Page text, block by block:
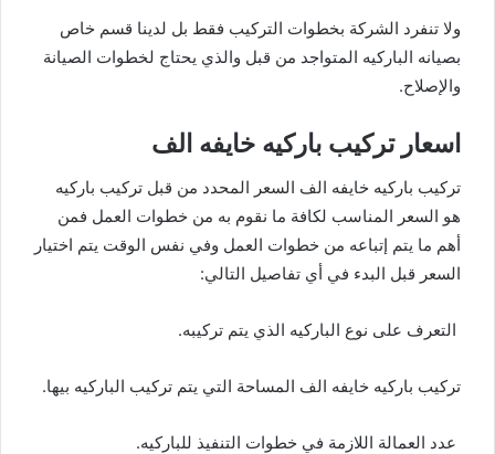
ولا تنفرد الشركة بخطوات التركيب فقط بل لدينا قسم خاص
بصيانه الباركيه المتواجد من قبل والذي يحتاج لخطوات الصيانة
والإصلاح.
اسعار تركيب باركيه خايفه الف
تركيب باركيه خايفه الف السعر المحدد من قبل تركيب باركيه
هو السعر المناسب لكافة ما نقوم به من خطوات العمل فمن
أهم ما يتم إتباعه من خطوات العمل وفي نفس الوقت يتم اختيار
السعر قبل البدء في أي تفاصيل التالي:
التعرف على نوع الباركيه الذي يتم تركيبه.
تركيب باركيه خايفه الف المساحة التي يتم تركيب الباركيه بيها.
عدد العمالة اللازمة في خطوات التنفيذ للباركيه.